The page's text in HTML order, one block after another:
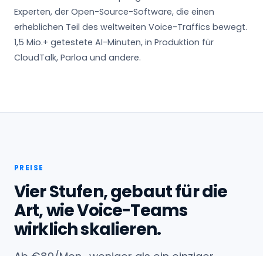
Experten, der Open-Source-Software, die einen
erheblichen Teil des weltweiten Voice-Traffics bewegt.
1,5 Mio.+ getestete AI-Minuten, in Produktion für
CloudTalk, Parloa und andere.
PREISE
Vier Stufen, gebaut für die
Art, wie Voice-Teams
wirklich skalieren.